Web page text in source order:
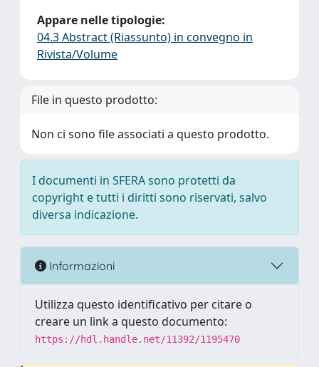
Appare nelle tipologie:
04.3 Abstract (Riassunto) in convegno in
Rivista/Volume
File in questo prodotto:
Non ci sono file associati a questo prodotto.
I documenti in SFERA sono protetti da
copyright e tutti i diritti sono riservati, salvo
diversa indicazione.
Informazioni
Utilizza questo identificativo per citare o
creare un link a questo documento:
https://hdl.handle.net/11392/1195470